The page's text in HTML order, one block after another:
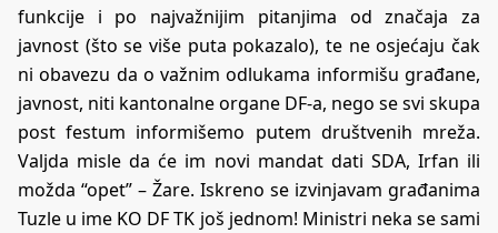
funkcije i po najvažnijim pitanjima od značaja za
javnost (što se više puta pokazalo), te ne osjećaju čak
ni obavezu da o važnim odlukama informišu građane,
javnost, niti kantonalne organe DF-a, nego se svi skupa
post festum informišemo putem društvenih mreža.
Valjda misle da će im novi mandat dati SDA, Irfan ili
možda “opet” – Žare. Iskreno se izvinjavam građanima
Tuzle u ime KO DF TK još jednom! Ministri neka se sami